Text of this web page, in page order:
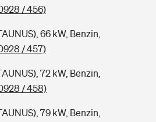
/ 456)
66 kW, Benzin,
/ 457)
72 kW, Benzin,
/ 458)
79 kW, Benzin,